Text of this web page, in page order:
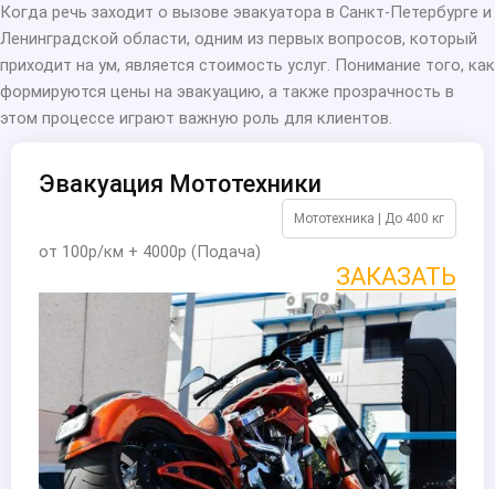
Когда речь заходит о вызове эвакуатора в Санкт-Петербурге и
Ленинградской области, одним из первых вопросов, который
приходит на ум, является стоимость услуг. Понимание того, как
формируются цены на эвакуацию, а также прозрачность в
этом процессе играют важную роль для клиентов.
Эвакуация Мототехники
Мототехника | До 400 кг
от 100р/км + 4000р (Подача)
ЗАКАЗАТЬ